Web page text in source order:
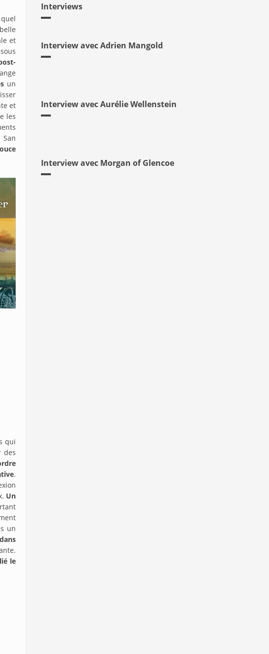
et
un
et
les
qui
des
.
Un
un
le
Interviews
Interview avec Adrien Mangold
Interview avec Aurélie Wellenstein
Interview avec Morgan of Glencoe